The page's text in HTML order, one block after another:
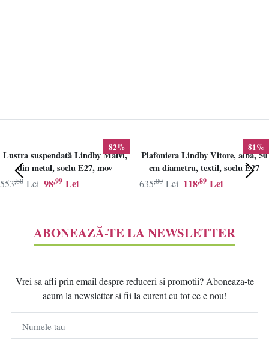
82%
Lustra suspendată Lindby Maivi,
din metal, soclu E27, mov
98,99 Lei
553,80 Lei
81%
Plafoniera Lindby Vitore, alba, 50
cm diametru, textil, soclu E27
118,89 Lei
635,00 Lei
ABONEAZĂ-TE LA NEWSLETTER
Vrei sa afli prin email despre reduceri si promotii? Aboneaza-te
acum la newsletter si fii la curent cu tot ce e nou!
Numele tau